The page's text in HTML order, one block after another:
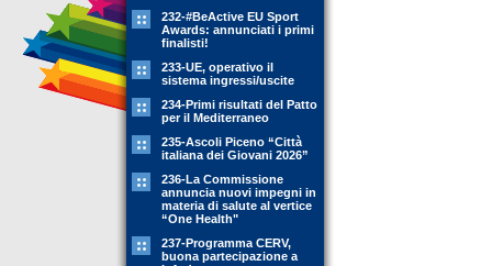
232-#BeActive EU Sport
Awards: annunciati i primi
finalisti!
233-UE, operativo il
sistema ingressi/uscite
234-Primi risultati del Patto
per il Mediterraneo
235-Ascoli Piceno “Città
italiana dei Giovani 2026”
236-La Commissione
annuncia nuovi impegni in
materia di salute al vertice
“One Health"
237-Programma CERV,
buona partecipazione a